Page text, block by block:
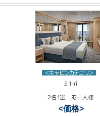
<キャビンカテゴリ>
21㎡
2名1室 お一人様
<価格>